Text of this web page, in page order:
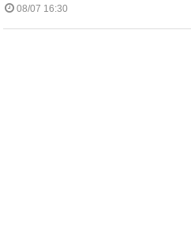
08/07 16:30